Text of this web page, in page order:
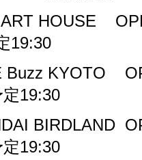
ART HOUSE
19:30
Buzz KYOTO
19:30
BIRDLAND
19:30